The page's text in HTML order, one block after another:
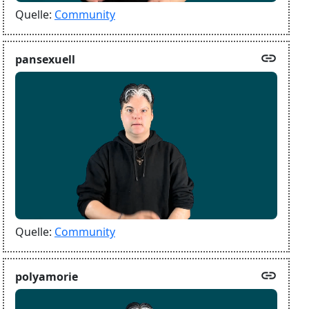
Quelle: Community
pansexuell link
Quelle: Community
polyamorie link